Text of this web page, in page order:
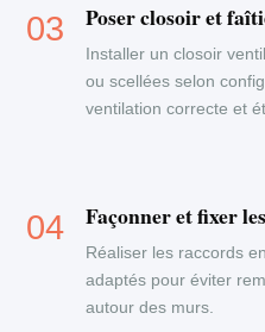
Poser closoir et
Installer un closoir
ou scellées selon
ventilation correcte et
Façonner et fixer
Réaliser les raccords
adaptés pour éviter
autour des murs.